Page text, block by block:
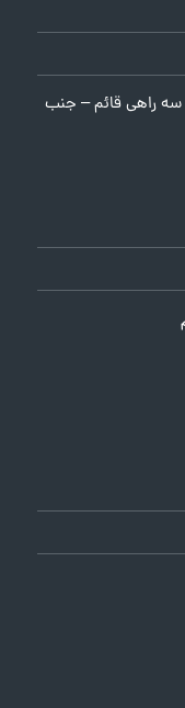
سه راهی قائم – جنب